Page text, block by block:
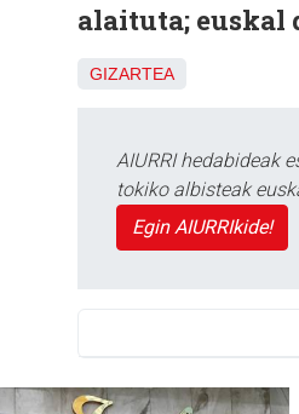
alaituta; euskal
GIZARTEA
AIURRI hedabideak
tokiko albisteak
Egin AIURRIkide!